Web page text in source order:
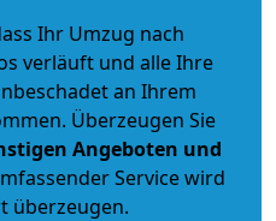
Ihr Umzug nach
verläuft und alle Ihre
an Ihrem
Überzeugen Sie
Angeboten und
Service wird
überzeugen.